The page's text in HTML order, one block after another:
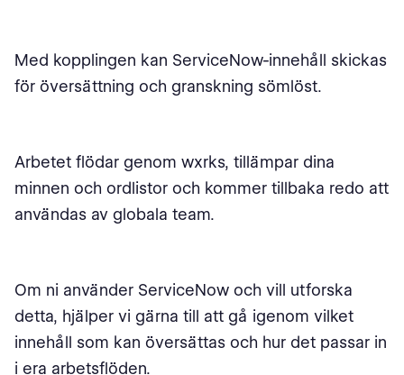
Med kopplingen kan ServiceNow-innehåll skickas
för översättning och granskning sömlöst.
Arbetet flödar genom wxrks, tillämpar dina
minnen och ordlistor och kommer tillbaka redo att
användas av globala team.
Om ni använder ServiceNow och vill utforska
detta, hjälper vi gärna till att gå igenom vilket
innehåll som kan översättas och hur det passar in
i era arbetsflöden.